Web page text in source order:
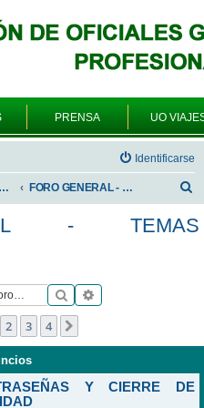
PRENSA UO
Identificarse
TODOS LOS USUARIOS FORO GENERAL - TEMAS PROFESIONALES
s
- TEMAS
Buscar
2 3 4
Y CIERRE DE